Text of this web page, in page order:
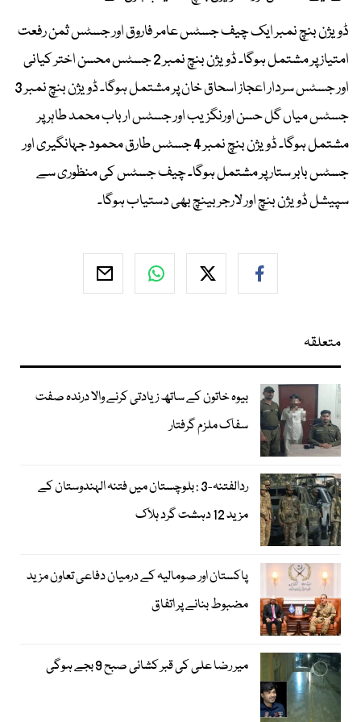
ڈویژن بنچ نمبر ایک چیف جسٹس عامر فاروق اور جسٹس ثمن رفعت
امتیاز پر مشتمل ہوگا۔ ڈویژن بنچ نمبر 2 جسٹس محسن اختر کیانی
اور جسٹس سردار اعجاز اسحاق خان پر مشتمل ہوگا۔ ڈویژن بنچ نمبر 3
جسٹس میاں گل حسن اورنگزیب اور جسٹس ارباب محمد طاہر پر
مشتمل ہوگا۔ ڈویژن بنچ نمبر 4 جسٹس طارق محمود جہانگیری اور
جسٹس بابر ستار پر مشتمل ہوگا۔ چیف جسٹس کی منظوری سے
سپیشل ڈویژن بنچ اور لارجر بینچ بھی دستیاب ہوگا۔
متعلقہ
بیوہ خاتون کے ساتھ زیادتی کرنے والا درندہ صفت
سفاک ملزم گرفتار
ردالفتنہ-3 : بلوچستان میں فتنہ الہندوستان کے
مزید 12 دہشت گرد ہلاک
پاکستان اور صومالیہ کے درمیان دفاعی تعاون مزید
مضبوط بنانے پر اتفاق
میر رضا علی کی قبر کشائی صبح 9 بجے ہوگی